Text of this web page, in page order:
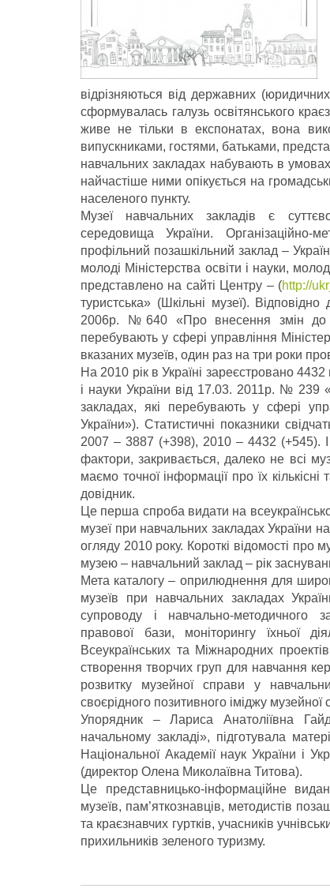
відрізняються від державних
сформувалась галузь освітянського
живе не тільки в експонатах, вона
випускниками, гостями, батьками,
навчальних закладах набувають в
найчастіше ними опікується на
населеного пункту.
Музеї навчальних закладів є
середовища України. Організаційно-
профільний позашкільний заклад –
молоді Міністерства освіти і науки,
представлено на сайті Центру – (http://
туристська» (Шкільні музеї).
2006р. №640 «Про внесення змін до
перебувають у сфері управління
вказаних музеїв, один раз на три роки
На 2010 рік в Україні зареєстровано
і науки України від 17.03. 2011р. № 239
закладах, які перебувають у сфері
України»). Статистичні показники
2007 – 3887 (+398), 2010 – 4432 (+545). І
фактори, закривається, далеко не всі
маємо точної інформації про їх
довідник.
Це перша спроба видати на
музеї при навчальних закладах України
огляду 2010 року. Короткі відомості про
музею – навчальний заклад – рік
Мета каталогу – оприлюднення для
музеїв при навчальних закладах
супроводу і навчально-методичного
правової бази, моніторингу їхньої
Всеукраїнських та Міжнародних
створення творчих груп для навчання
розвитку музейної справи у
своєрідного позитивного іміджу
Упорядник – Лариса Анатоліївна
начальному закладі», підготувала
Національної Академії наук України і
(директор Олена Миколаївна Титова).
Це представницько-інформаційне
музеїв, пам’яткознавців, методистів
та краєзнавчих гуртків, учасників
прихильників зеленого туризму.